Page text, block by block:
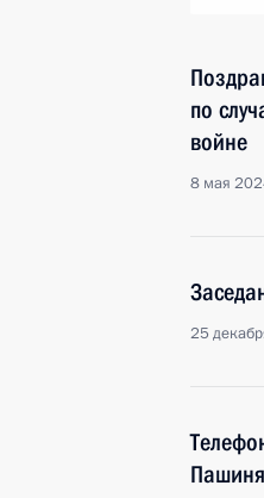
по
войне
8 мая
25